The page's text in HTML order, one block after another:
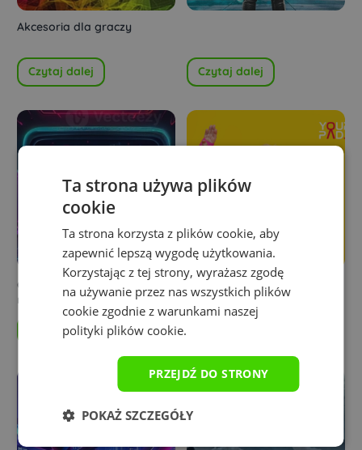
Akcesoria dla graczy
Czytaj dalej Czytaj dalej
Czyszczenie podkładki pod
mysz
Czytaj dalej
Dzień Babci i Dziadka –
Wyjątkowe Pomysły na
Ciekawy Prezent!
Ta strona używa plików
cookie
Ta strona korzysta z plików cookie, aby
zapewnić lepszą wygodę użytkowania.
Korzystając z tej strony, wyrażasz zgodę
na używanie przez nas wszystkich plików
cookie zgodnie z warunkami naszej
polityki plików cookie.
PRZEJDŹ DO STRONY
POKAŻ SZCZEGÓŁY